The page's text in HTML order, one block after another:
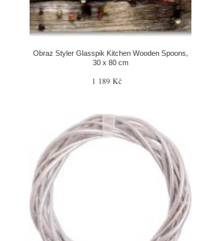
Obraz Styler Glasspik Kitchen Wooden Spoons,
30 x 80 cm
1 189 Kč